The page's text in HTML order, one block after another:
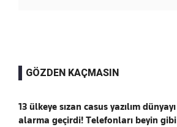
GÖZDEN KAÇMASIN
13 ülkeye sızan casus yazılım dünyayı
alarma geçirdi! Telefonları beyin gibi